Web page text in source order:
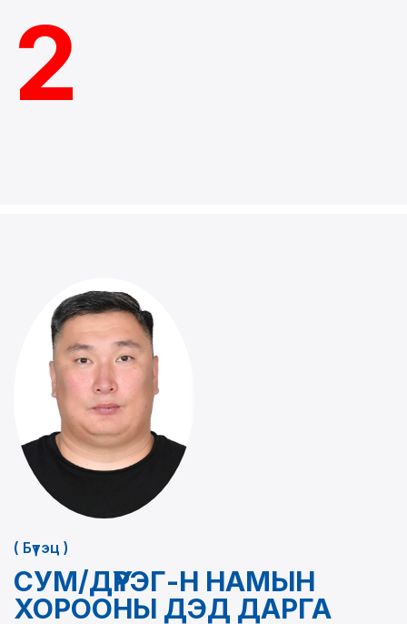
2
( Бүтэц )
СУМ/ДҮҮРЭГ-Н НАМЫН
ХОРООНЫ ДЭД ДАРГА